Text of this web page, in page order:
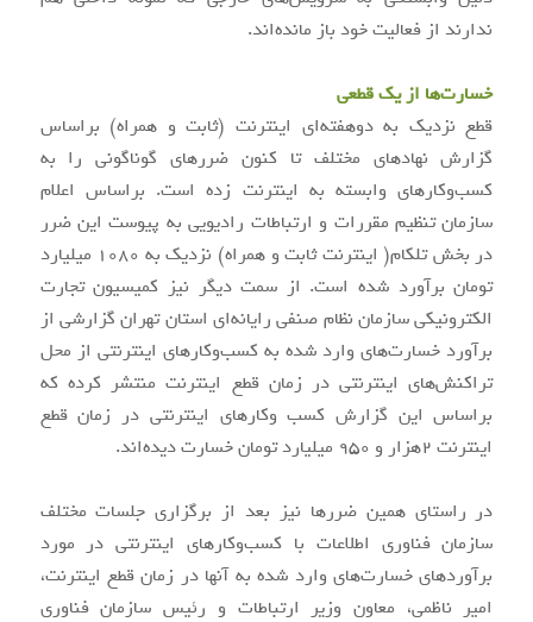
ندارند از فعالیت خود باز مانده‌اند.
خسارت‌ها از یک قطعی
قطع نزدیک به دوهفته‌ای اینترنت (ثابت و همراه) براساس
گزارش نهادهای مختلف تا کنون ضررهای گوناگونی را به
کسب‌وکارهای وابسته به اینترنت زده است. براساس اعلام
سازمان تنظیم مقررات و ارتباطات رادیویی به پیوست این ضرر
در بخش تلکام( اینترنت ثابت و همراه) نزدیک به ۱۰۸۰ میلیارد
تومان برآورد شده است. از سمت دیگر نیز کمیسیون تجارت
الکترونیکی سازمان نظام صنفی رایانه‌ای استان تهران گزارشی از
برآورد خسارت‌های وارد شده به کسب‌وکارهای اینترنتی از محل
تراکنش‌های اینترنتی در زمان قطع اینترنت منتشر کرده که
براساس این گزارش کسب وکارهای اینترنتی در زمان قطع
اینترنت ۲هزار و ۹۵۰ میلیارد تومان خسارت دیده‌اند.
در راستای همین ضررها نیز بعد از برگزاری جلسات مختلف
سازمان فناوری اطلاعات با کسب‌وکارهای اینترنتی در مورد
برآورد‌های خسارت‌های وارد شده به آنها در زمان قطع اینترنت،
امیر ناظمی، معاون وزیر ارتباطات و رئیس سازمان فناوری